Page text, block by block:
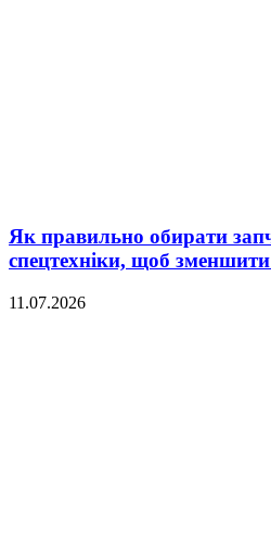
Як правильно обирати
спецтехніки, щоб
11.07.2026